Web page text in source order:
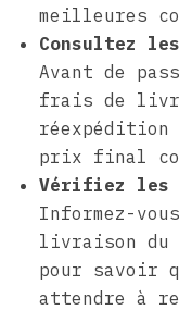
meilleures
Consultez
Avant de
frais de
réexpédition
prix final
Vérifiez les
Informez-
livraison du
pour savoir
attendre à